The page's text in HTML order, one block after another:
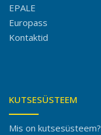
EPALE
Europass
Kontaktid
KUTSESÜSTEEM
Mis on kutsesüsteem?